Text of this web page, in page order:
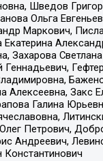
Шведов
Ольга
Маркович,
Екатерина
Захарова
Алексеевна,
Галина
Петрович,
Андреевич,
Константинович